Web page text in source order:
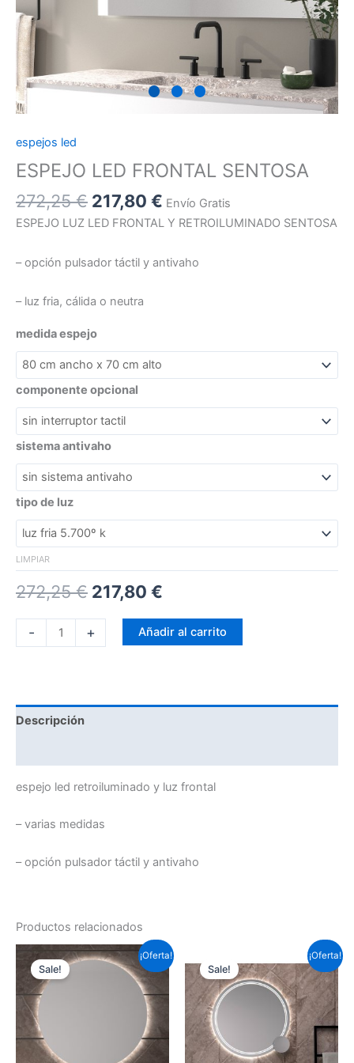
espejos led
ESPEJO LED FRONTAL SENTOSA
272,25€ 217,80 € Envío Gratis
ESPEJO LUZ LED FRONTAL Y RETROILUMINADO SENTOSA
– opción pulsador táctil y antivaho
– luz fria, cálida o neutra
medida espejo
componente opcional
sistema antivaho
tipo de luz
LIMPIAR
272,25€ 217,80 €
- + Añadir al carrito
Descripción
espejo led retroiluminado y luz frontal
– varias medidas
– opción pulsador táctil y antivaho
Productos relacionados
¡Oferta!
Sale!
Este
producto
tiene
múltiples
variantes.
¡Oferta!
Sale!
Este
tiene
Las